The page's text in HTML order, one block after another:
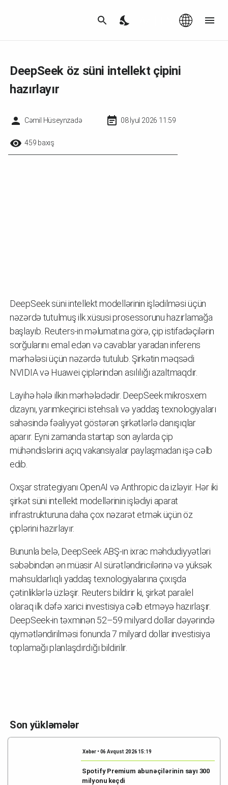
DeepSeek öz süni intellekt çipini
hazırlayır
Cəmil Hüseynzadə 08 İyul 2026 11:59
459 baxış
DeepSeek süni intellekt modellərinin işlədilməsi üçün
nəzərdə tutulmuş ilk xüsusi prosessorunu hazırlamağa
başlayıb. Reuters-in məlumatına görə, çip istifadəçilərin
sorğularını emal edən və cavablar yaradan inferens
mərhələsi üçün nəzərdə tutulub. Şirkətin məqsədi
NVIDIA və Huawei çiplərindən asılılığı azaltmaqdır.
Layihə hələ ilkin mərhələdədir. DeepSeek mikrosxem
dizaynı, yarımkeçirici istehsalı və yaddaş texnologiyaları
sahəsində fəaliyyət göstərən şirkətlərlə danışıqlar
aparır. Eyni zamanda startap son aylarda çip
mühəndislərini açıq vakansiyalar paylaşmadan işə cəlb
edib.
Oxşar strategiyanı OpenAI və Anthropic da izləyir. Hər iki
şirkət süni intellekt modellərinin işlədiyi aparat
infrastrukturuna daha çox nəzarət etmək üçün öz
çiplərini hazırlayır.
Bununla belə, DeepSeek ABŞ-ın ixrac məhdudiyyətləri
səbəbindən ən müasir AI sürətləndiricilərinə və yüksək
məhsuldarlıqlı yaddaş texnologiyalarına çıxışda
çətinliklərlə üzləşir. Reuters bildirir ki, şirkət paralel
olaraq ilk dəfə xarici investisiya cəlb etməyə hazırlaşır.
DeepSeek-in təxminən 52–59 milyard dollar dəyərində
qiymətləndirilməsi fonunda 7 milyard dollar investisiya
toplamağı planlaşdırdığı bildirilir.
Son yükləmələr
Xəbər • 06 Avqust 2026 15:19
Spotify Premium abunəçilərinin sayı 300
milyonu keçdi